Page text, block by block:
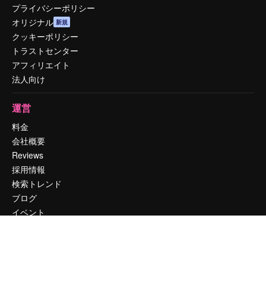
プライバシーポリシー
オリジナル 新規
クッキーポリシー
トラストセンター
アフィリエイト
法人向け
運営
料金
会社概要
Reviews
採用情報
検索トレンド
ブログ
イベント